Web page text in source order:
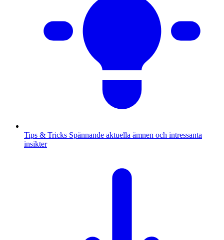
Tips & Tricks Spännande aktuella ämnen och intressanta
insikter